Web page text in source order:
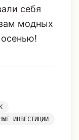
себя
модных
ИНВЕСТИЦИИ